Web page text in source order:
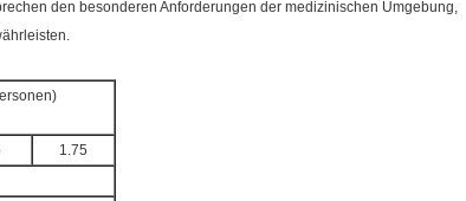
den besonderen Anforderungen der medizinischen Umgebung,
1.75